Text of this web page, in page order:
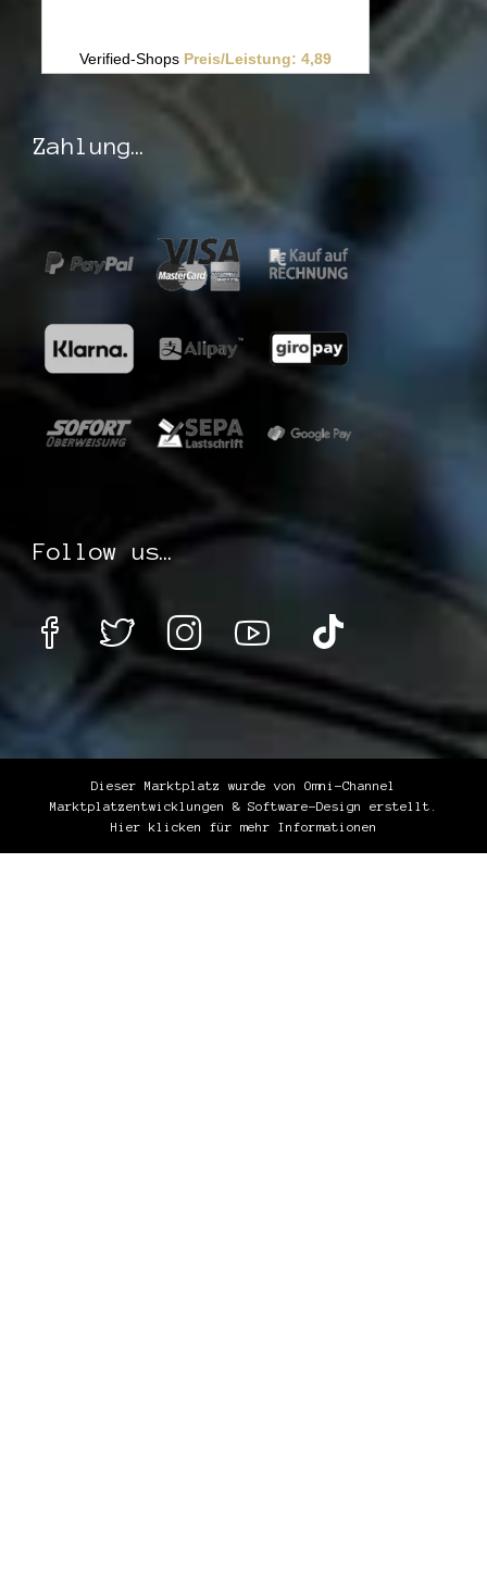
Zahlung…
Follow us…
Dieser Marktplatz wurde von Omni-Channel
Marktplatzentwicklungen & Software-Design erstellt.
Hier klicken für mehr Informationen